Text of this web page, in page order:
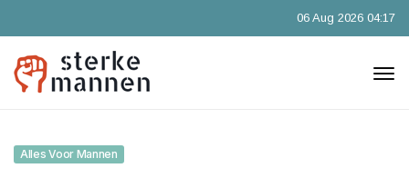
06 Aug 2026 04:17
Alles Voor Mannen